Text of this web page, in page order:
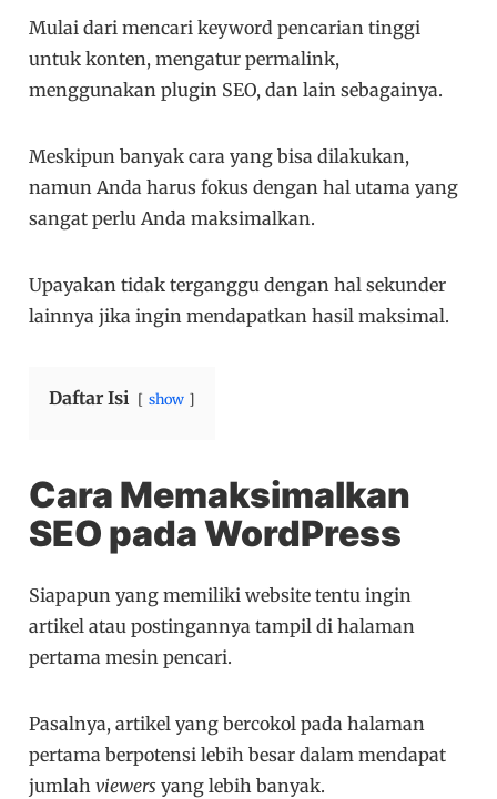
Mulai dari mencari keyword pencarian tinggi
untuk konten, mengatur permalink,
menggunakan plugin SEO, dan lain sebagainya.
Meskipun banyak cara yang bisa dilakukan,
namun Anda harus fokus dengan hal utama yang
sangat perlu Anda maksimalkan.
Upayakan tidak terganggu dengan hal sekunder
lainnya jika ingin mendapatkan hasil maksimal.
Daftar Isi show
Cara Memaksimalkan
SEO pada WordPress
Siapapun yang memiliki website tentu ingin
artikel atau postingannya tampil di halaman
pertama mesin pencari.
Pasalnya, artikel yang bercokol pada halaman
pertama berpotensi lebih besar dalam mendapat
jumlahviewers yang lebih banyak.